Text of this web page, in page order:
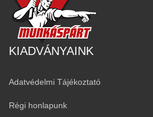
KIADVÁNYAINK
Adatvédelmi Tájékoztató
Régi honlapunk